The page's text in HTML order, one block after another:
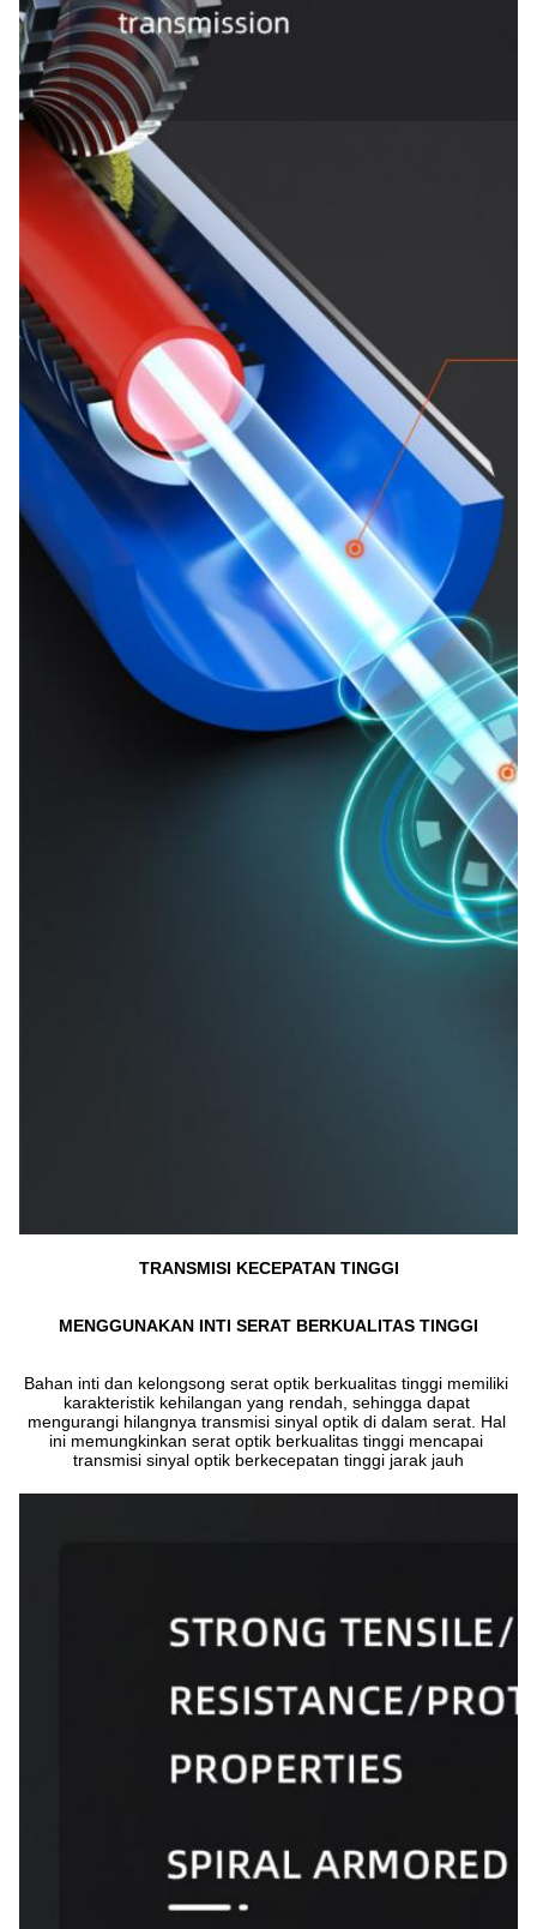
TRANSMISI KECEPATAN TINGGI
MENGGUNAKAN INTI SERAT BERKUALITAS TINGGI
Bahan inti dan kelongsong serat optik berkualitas tinggi memiliki
karakteristik kehilangan yang rendah, sehingga dapat
mengurangi hilangnya transmisi sinyal optik di dalam serat. Hal
ini memungkinkan serat optik berkualitas tinggi mencapai
transmisi sinyal optik berkecepatan tinggi jarak jauh